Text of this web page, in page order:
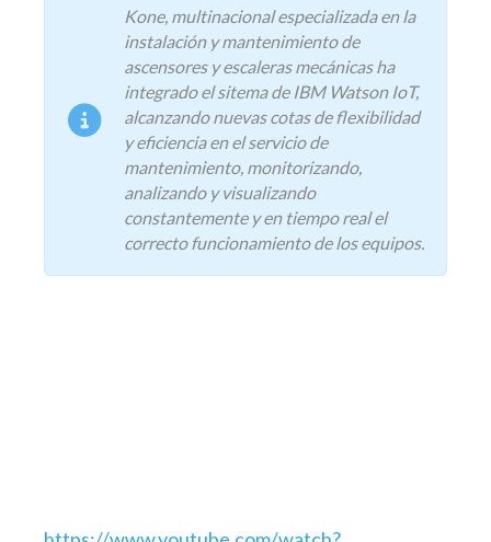
Kone, multinacional especializada en la
instalación y mantenimiento de
ascensores y escaleras mecánicas ha
integrado el sitema de IBM Watson IoT,
alcanzando nuevas cotas de flexibilidad
y eficiencia en el servicio de
mantenimiento, monitorizando,
analizando y visualizando
constantemente y en tiempo real el
correcto funcionamiento de los equipos.